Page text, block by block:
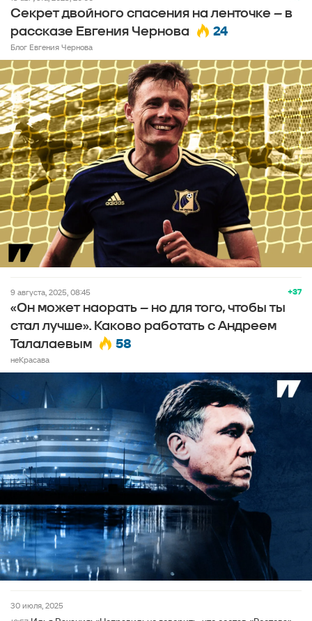
Секрет двойного спасения на ленточке – в
рассказе Евгения Чернова
24
Блог Евгения Чернова
+37
9 августа, 2025, 08:45
«Он может наорать – но для того, чтобы ты
стал лучше». Каково работать с Андреем
Талалаевым
58
неКрасава
30 июля, 2025